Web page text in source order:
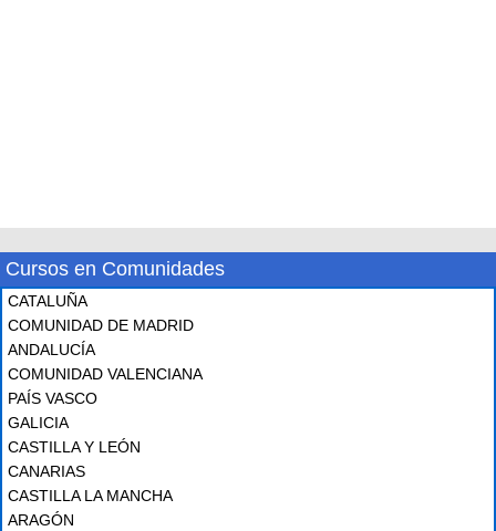
Cursos en Comunidades
CATALUÑA
COMUNIDAD DE MADRID
ANDALUCÍA
COMUNIDAD VALENCIANA
PAÍS VASCO
GALICIA
CASTILLA Y LEÓN
CANARIAS
CASTILLA LA MANCHA
ARAGÓN